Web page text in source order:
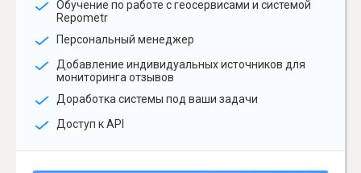
Обучение по работе с геосервисами и системой
Repometr
Персональный менеджер
Добавление индивидуальных источников для
мониторинга отзывов
Доработка системы под ваши задачи
Доступ к API